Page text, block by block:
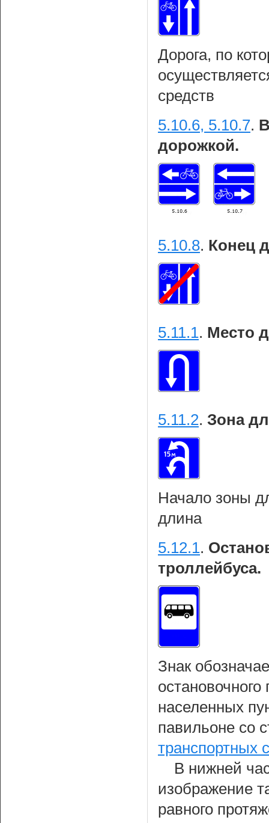
Дорога, по
средств
5.10.6, 5.10.7.
дорожкой.
5.10.8. Конец
5.11.1. Место
5.11.2. Зона
Начало зоны
длина
5.12.1.
троллейбуса.
Знак
остановочного
населенных
павильоне со
транспортных
В нижней
изображение
равного